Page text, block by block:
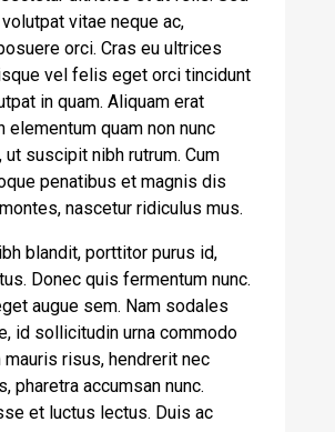
vitae neque ac,
orci. Cras eu ultrices
vel felis eget orci tincidunt
in quam. Aliquam erat
elementum quam non nunc
ut suscipit nibh rutrum. Cum
penatibus et magnis dis
nascetur ridiculus mus.
blandit, porttitor purus id,
Donec quis fermentum nunc.
augue sem. Nam sodales
id sollicitudin urna commodo
mauris risus, hendrerit nec
pharetra accumsan nunc.
et luctus lectus. Duis ac